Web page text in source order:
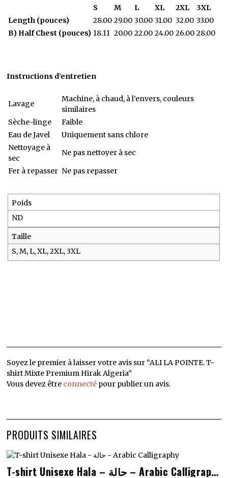
S M L XL 2XL
3XL
Length (pouces)
28.00 29.00 30.00 31.00 32.00 33.00
B) Half Chest (pouces) 18.11 20.00 22.00 24.00 26.00 28.00
Instructions d’entretien
Lavage
Machine, à chaud, à l’envers, couleurs
similaires
Sèche-linge
Faible
Eau de Javel
Uniquement sans chlore
Nettoyage à
sec
Ne pas nettoyer à sec
Fer à repasser Ne pas repasser
Poids
ND
Taille
S, M, L, XL, 2XL, 3XL
Soyez le premier à laisser votre avis sur “ALI LA POINTE. T-
shirt Mixte Premium Hirak Algeria”
Vous devez être connecté pour publier un avis.
PRODUITS SIMILAIRES
Ce
produit
T-shirt Unisexe Hala – حالة – Arabic Calligraphy